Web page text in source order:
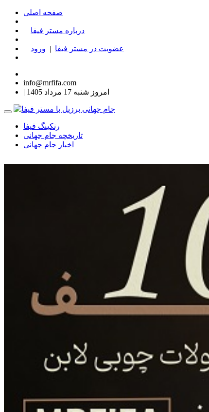
صفحه اصلی
| درباره مستر فیفا
| عضویت در مستر فیفا | ورود
info@mrfifa.com
| امروز شنبه 17 مرداد 1405
رنکینگ فیفا
تاریخچه جام جهانی
اخبار جام جهانی